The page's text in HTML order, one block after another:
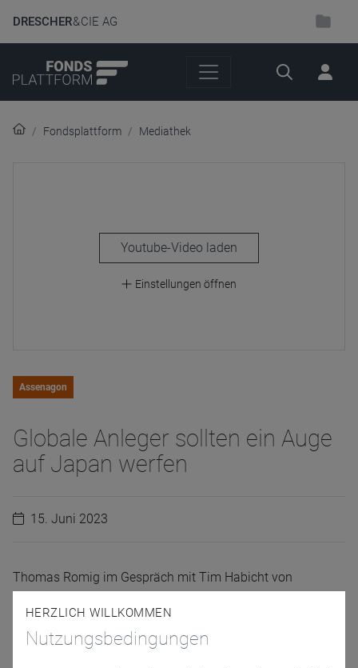
DRESCHER& CIE AG
Suche
Fondsplattform Mediathek
laden
Einstellungen öffnen
Assenagon
Globale Anleger sollten ein Auge
auf Japan werfen
15. Juni 2023
Thomas Romig im Gespräch mit Tim Habicht von
Fundview
Referenten
HERZLICH WILLKOMMEN
Nutzungsbedingungen